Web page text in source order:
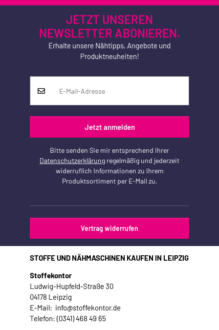
JETZT UNSEREN
NEWSLETTER ABONIEREN.
Erhalte unsere Nähtipps, Angebote und
Produktneuheiten!
Jetzt anmelden
Bitte senden Sie mir entsprechend Ihrer
Datenschutzerklärung regelmäßig und jederzeit
widerruflich Informationen zu Ihrem
Produktsortiment per E-Mail zu.
Vertrag widerrufen
STOFFE UND NÄHMASCHINEN KAUFEN IN LEIPZIG
Stoffekontor
Ludwig-Hupfeld-Straße 30
04178 Leipzig
E-Mail: info@stoffekontor.de
Telefon: (0341) 468 49 65